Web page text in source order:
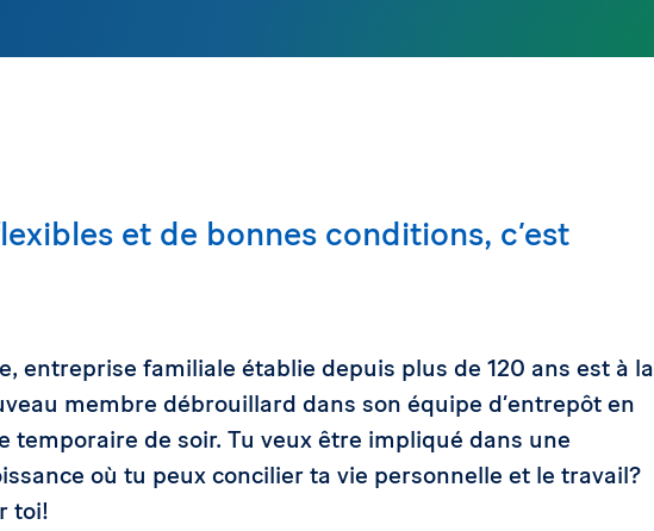
et de bonnes conditions, c’est
entreprise familiale établie depuis plus de 120 ans est à la
membre débrouillard dans son équipe d’entrepôt en
de soir. Tu veux être impliqué dans une
où tu peux concilier ta vie personnelle et le travail?
toi!